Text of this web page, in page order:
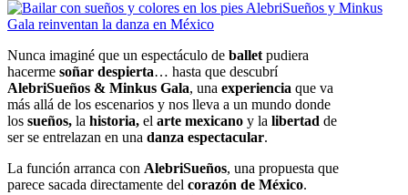
Nunca imaginé que un espectáculo de ballet pudiera
hacerme soñar despierta… hasta que descubrí
AlebriSueños & Minkus Gala, una experiencia que va
más allá de los escenarios y nos lleva a un mundo donde
los sueños, la historia, el arte mexicano y la libertad de
ser se entrelazan en una danza espectacular.
La función arranca con AlebriSueños, una propuesta que
parece sacada directamente del corazón de México.